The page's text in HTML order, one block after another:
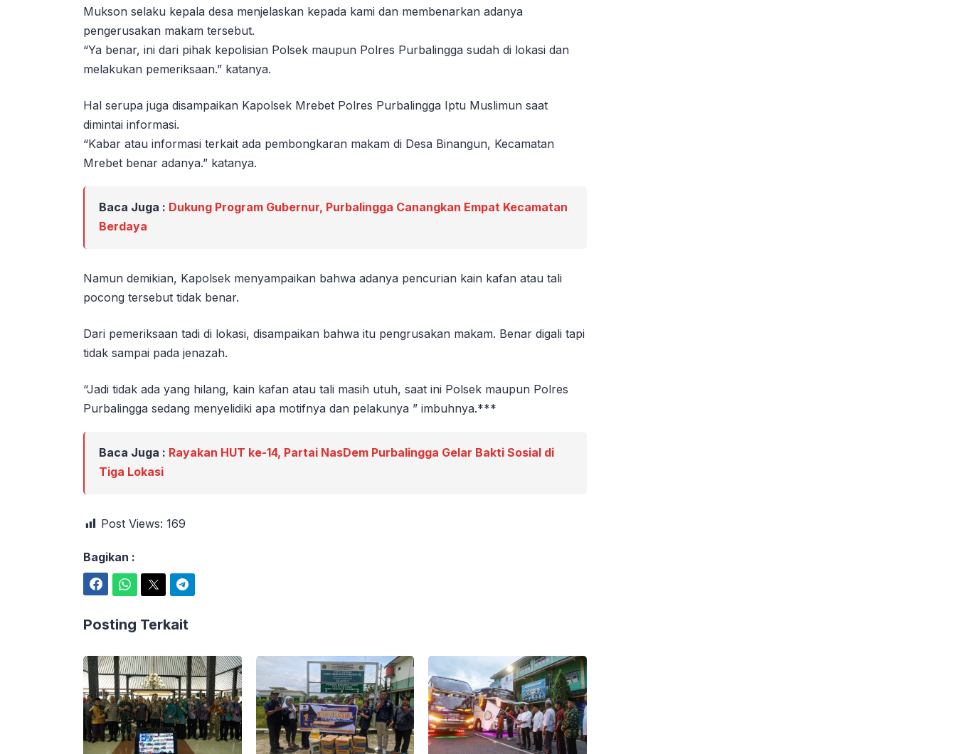
Mukson selaku kepala desa menjelaskan kepada kami dan membenarkan adanya
pengerusakan makam tersebut.
“Ya benar, ini dari pihak kepolisian Polsek maupun Polres Purbalingga sudah di lokasi dan
melakukan pemeriksaan.” katanya.
Hal serupa juga disampaikan Kapolsek Mrebet Polres Purbalingga Iptu Muslimun saat
dimintai informasi.
“Kabar atau informasi terkait ada pembongkaran makam di Desa Binangun, Kecamatan
Mrebet benar adanya.” katanya.
Baca Juga : Dukung Program Gubernur, Purbalingga Canangkan Empat Kecamatan
Berdaya
Namun demikian, Kapolsek menyampaikan bahwa adanya pencurian kain kafan atau tali
pocong tersebut tidak benar.
Dari pemeriksaan tadi di lokasi, disampaikan bahwa itu pengrusakan makam. Benar digali tapi
tidak sampai pada jenazah.
“Jadi tidak ada yang hilang, kain kafan atau tali masih utuh, saat ini Polsek maupun Polres
Purbalingga sedang menyelidiki apa motifnya dan pelakunya ” imbuhnya.***
Baca Juga : Rayakan HUT ke-14, Partai NasDem Purbalingga Gelar Bakti Sosial di
Tiga Lokasi
Post Views: 169
Bagikan :
Posting Terkait